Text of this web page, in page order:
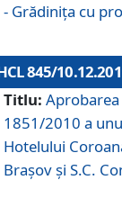
- Grădinița cu
845/
Titlu:
1851/2010 a
Hotelului
Braşov şi S.C.